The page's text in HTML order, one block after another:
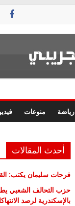
رياضة منوعات
أحدث المقالات
فرحات سليمان يكتب:
حزب التحالف الشعبي
بالإسكندرية لرصد